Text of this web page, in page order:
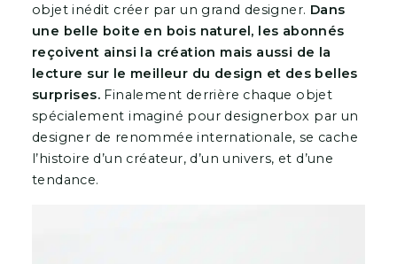
objet inédit créer par un grand designer. Dans
une belle boite en bois naturel, les abonnés
reçoivent ainsi la création mais aussi de la
lecture sur le meilleur du design et des belles
surprises. Finalement derrière chaque objet
spécialement imaginé pour designerbox par un
designer de renommée internationale, se cache
l’histoire d’un créateur, d’un univers, et d’une
tendance.